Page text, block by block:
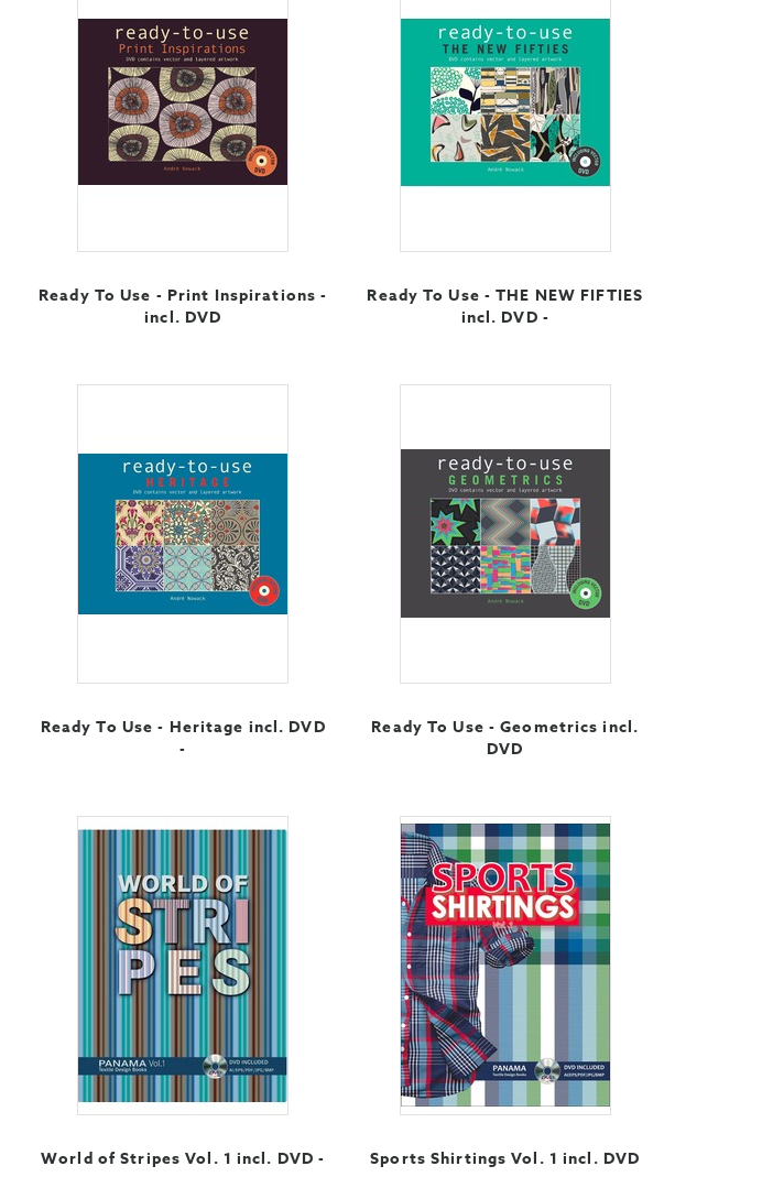
Ready To Use - Print Inspirations -
incl. DVD
Ready To Use - THE NEW FIFTIES
incl. DVD -
Ready To Use - Heritage incl. DVD
-
Ready To Use - Geometrics incl.
DVD
World of Stripes Vol. 1 incl. DVD - Sports Shirtings Vol. 1 incl. DVD